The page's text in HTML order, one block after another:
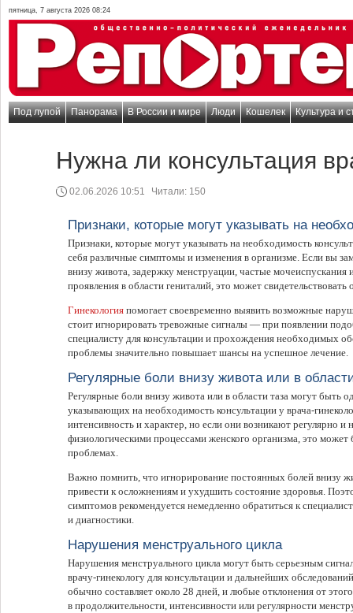
пятница, 7 августа 2026 08:24
Под лупой Панорама В России и мире Люди Кошелек Культура и
Нужна ли консультация
02.06.2026 10:51 Читали: 150
Признаки, которые могут указывать на
Признаки, которые могут указывать на необходимость
себя различные симптомы и изменения в организме. Если вы
внизу живота, задержку менструации, частые
проявления в области гениталий, это может
Гинекология помогает своевременно выявить возможные
стоит игнорировать тревожные сигналы — при появлении
специалисту для консультации и прохождения необходимых
проблемы значительно повышает шансы на успешное лечение.
Регулярные боли внизу живота или в
Регулярные боли внизу живота или в области таза могут быть
указывающих на необходимость консультации у врача-
интенсивность и характер, но если они возникают регулярно и
физиологическими процессами женского организма, это
проблемах.
Важно помнить, что игнорирование постоянных болей внизу
привести к осложнениям и ухудшить состояние здоровья.
симптомов рекомендуется немедленно обратиться к
и диагностики.
Нарушения менструального цикла
Нарушения менструального цикла могут быть серьезным
врачу-гинекологу для консультации и дальнейших
обычно составляет около 28 дней, и любые отклонения от
в продолжительности, интенсивности или регулярности